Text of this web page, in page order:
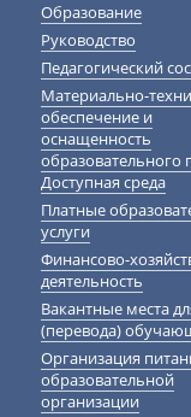
Образование
Руководство
Педагогический
Материально-
обеспечение и
оснащенность
образовательного
Доступная среда
Платные
услуги
Финансово-
деятельность
Вакантные места
(перевода)
Организация
образовательной
организации